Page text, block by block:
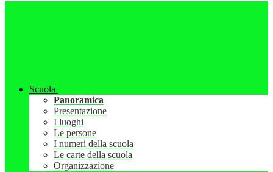
Scuola
Panoramica
Presentazione
I luoghi
Le persone
I numeri della scuola
Le carte della scuola
Organizzazione